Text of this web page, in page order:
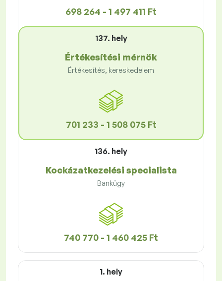
698 264 - 1 497 411 Ft
137. hely
Értékesítési mérnök
Értékesítés, kereskedelem
701 233 - 1 508 075 Ft
136. hely
Kockázatkezelési specialista
Bankügy
740 770 - 1 460 425 Ft
1. hely